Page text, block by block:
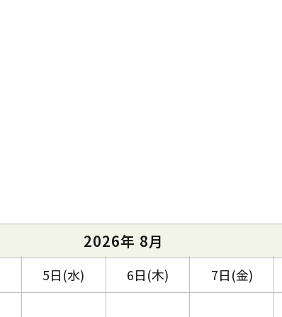
2026年 8月
5日(水) 6日(木) 7日(金)